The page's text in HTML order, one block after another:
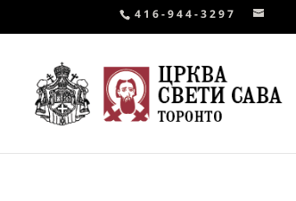
416-944-3297